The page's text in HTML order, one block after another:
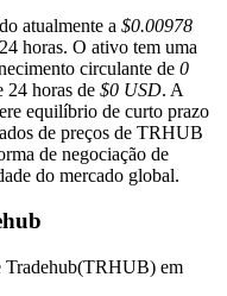
atualmente a $0.00978
horas. O ativo tem uma
circulante de 0
24 horas de $0 USD. A
equilíbrio de curto prazo
de preços de TRHUB
de negociação de
do mercado global.
Tradehub(TRHUB) em